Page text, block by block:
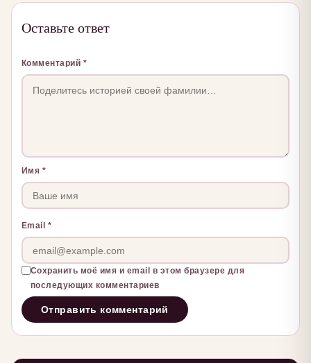
Оставьте ответ
Комментарий *
Имя *
Email *
Сохранить моё имя и email в этом браузере для
последующих комментариев